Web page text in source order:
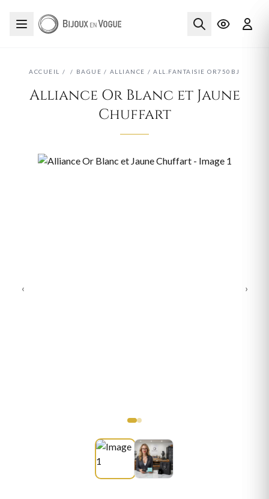
ACCUEIL / / BAGUE / ALLIANCE / ALL.FANTAISIE OR750BJ
Alliance Or Blanc et Jaune
Chuffart
‹ ›